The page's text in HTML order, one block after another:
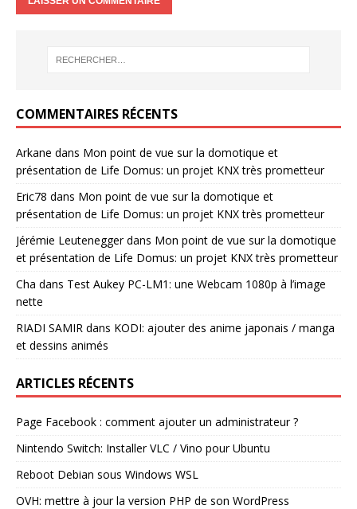
COMMENTAIRES RÉCENTS
Arkane dans Mon point de vue sur la domotique et
présentation de Life Domus: un projet KNX très prometteur
Eric78 dans Mon point de vue sur la domotique et
présentation de Life Domus: un projet KNX très prometteur
Jérémie Leuteneggerdans Mon point de vue sur la domotique
et présentation de Life Domus: un projet KNX très prometteur
Cha dans Test Aukey PC-LM1: une Webcam 1080p à l’image
nette
RIADI SAMIR dans KODI: ajouter des anime japonais / manga
et dessins animés
ARTICLES RÉCENTS
Page Facebook : comment ajouter un administrateur ?
Nintendo Switch: Installer VLC / Vino pour Ubuntu
Reboot Debian sous Windows WSL
OVH: mettre à jour la version PHP de son WordPress